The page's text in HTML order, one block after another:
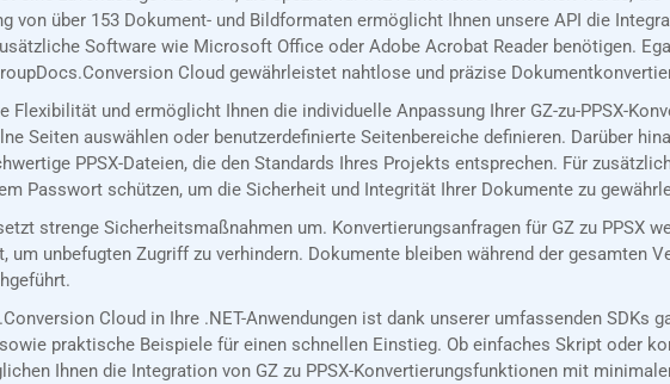
von über 153 Dokument- und Bildformaten ermöglicht Ihnen unsere API die
Software wie Microsoft Office oder Adobe Acrobat Reader benötigen.
Cloud gewährleistet nahtlose und präzise
Flexibilität und ermöglicht Ihnen die individuelle Anpassung Ihrer GZ-zu-PPSX-
Seiten auswählen oder benutzerdefinierte Seitenbereiche definieren. Darüber
PPSX-Dateien, die den Standards Ihres Projekts entsprechen. Für
Passwort schützen, um die Sicherheit und Integrität Ihrer Dokumente zu
strenge Sicherheitsmaßnahmen um. Konvertierungsanfragen für GZ zu PPSX
unbefugten Zugriff zu verhindern. Dokumente bleiben während der gesamten
Cloud in Ihre .NET-Anwendungen ist dank unserer umfassenden SDKs
praktische Beispiele für einen schnellen Einstieg. Ob einfaches Skript oder
Ihnen die Integration von GZ zu PPSX-Konvertierungsfunktionen mit